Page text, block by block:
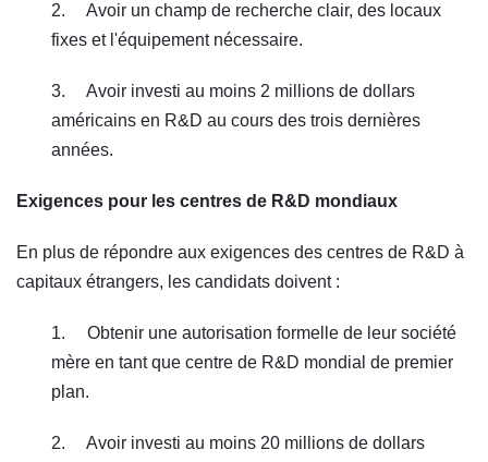
2. Avoir un champ de recherche clair, des locaux
fixes et l'équipement nécessaire.
3. Avoir investi au moins 2 millions de dollars
américains en R&D au cours des trois dernières
années.
Exigences pour les centres de R&D mondiaux
En plus de répondre aux exigences des centres de R&D à
capitaux étrangers, les candidats doivent :
1. Obtenir une autorisation formelle de leur société
mère en tant que centre de R&D mondial de premier
plan.
2. Avoir investi au moins 20 millions de dollars